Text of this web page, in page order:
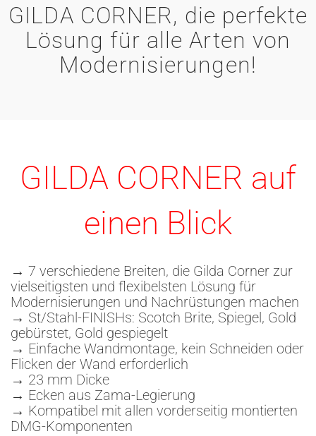
GILDA CORNER, die perfekte
Lösung für alle Arten von
Modernisierungen!
GILDA CORNER auf
einen Blick
→ 7 verschiedene Breiten, die Gilda Corner zur
vielseitigsten und flexibelsten Lösung für
Modernisierungen und Nachrüstungen machen
→ St/Stahl-FINISHs: Scotch Brite, Spiegel, Gold
gebürstet, Gold gespiegelt
→ Einfache Wandmontage, kein Schneiden oder
Flicken der Wand erforderlich
→ 23 mm Dicke
→ Ecken aus Zama-Legierung
→ Kompatibel mit allen vorderseitig montierten
DMG-Komponenten